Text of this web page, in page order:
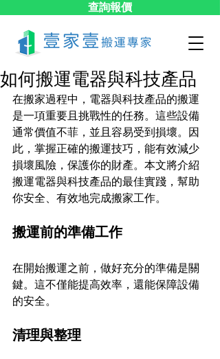
查詢報價
如何搬運電器與科技產品
在搬家過程中，電器與科技產品的搬運
是一項重要且挑戰性的任務。這些設備
通常價值不菲，並且容易受到損壞。因
此，掌握正確的搬運技巧，能有效減少
損壞風險，保護你的財產。本文將介紹
搬運電器與科技產品的最佳實踐，幫助
你安全、有效地完成搬家工作。
搬運前的準備工作
在開始搬運之前，做好充分的準備是關
鍵。這不僅能提高效率，還能保障設備
的安全。
清理與整理